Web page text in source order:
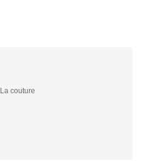
La couture